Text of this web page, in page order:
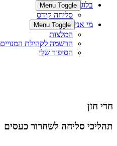
בלוג Menu Toggle
סליחה קידס
מי אני Menu Toggle
המלצות
הרשמה לקהילת המנויים
הסיפור שלי
חדי חזן
תהליכי סליחה לשחרור כעסים